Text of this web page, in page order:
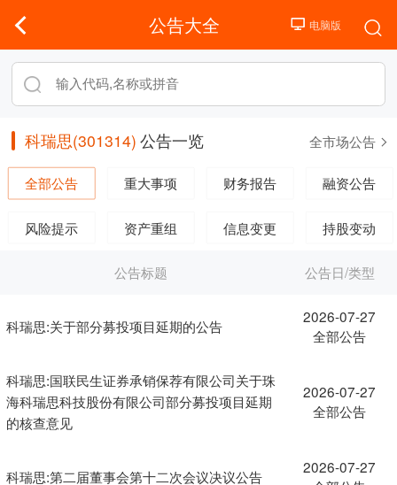
公告大全
科瑞思(301314) 公告一览 全市场公告
全部公告 重大事项 财务报告 融资公告
风险提示 资产重组 信息变更 持股变动
公告标题 公告日/类型
科瑞思:关于部分募投项目延期的公告
2026-07-27
全部公告
科瑞思:国联民生证券承销保荐有限公司关于珠
海科瑞思科技股份有限公司部分募投项目延期
的核查意见
2026-07-27
全部公告
科瑞思:第二届董事会第十二次会议决议公告
2026-07-27